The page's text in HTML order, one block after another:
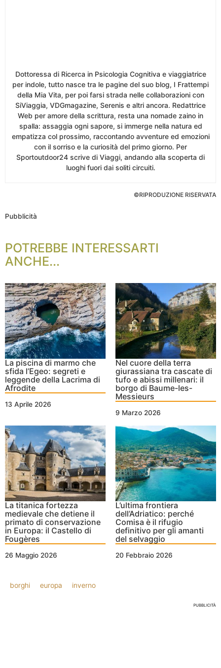
Dottoressa di Ricerca in Psicologia Cognitiva e viaggiatrice
per indole, tutto nasce tra le pagine del suo blog, I Frattempi
della Mia Vita, per poi farsi strada nelle collaborazioni con
SiViaggia, VDGmagazine, Serenis e altri ancora. Redattrice
Web per amore della scrittura, resta una nomade zaino in
spalla: assaggia ogni sapore, si immerge nella natura ed
empatizza col prossimo, raccontando avventure ed emozioni
con il sorriso e la curiosità del primo giorno. Per
Sportoutdoor24 scrive di Viaggi, andando alla scoperta di
luoghi fuori dai soliti circuiti.
©RIPRODUZIONE RISERVATA
Pubblicità
POTREBBE INTERESSARTI
ANCHE...
La piscina di marmo che
sfida l’Egeo: segreti e
leggende della Lacrima di
Afrodite
13 Aprile 2026
Nel cuore della terra
giurassiana tra cascate di
tufo e abissi millenari: il
borgo di Baume-les-
Messieurs
9 Marzo 2026
La titanica fortezza
medievale che detiene il
primato di conservazione
in Europa: il Castello di
Fougères
26 Maggio 2026
L’ultima frontiera
dell’Adriatico: perché
Comisa è il rifugio
definitivo per gli amanti
del selvaggio
20 Febbraio 2026
borghi europa inverno
PUBBLICITÀ